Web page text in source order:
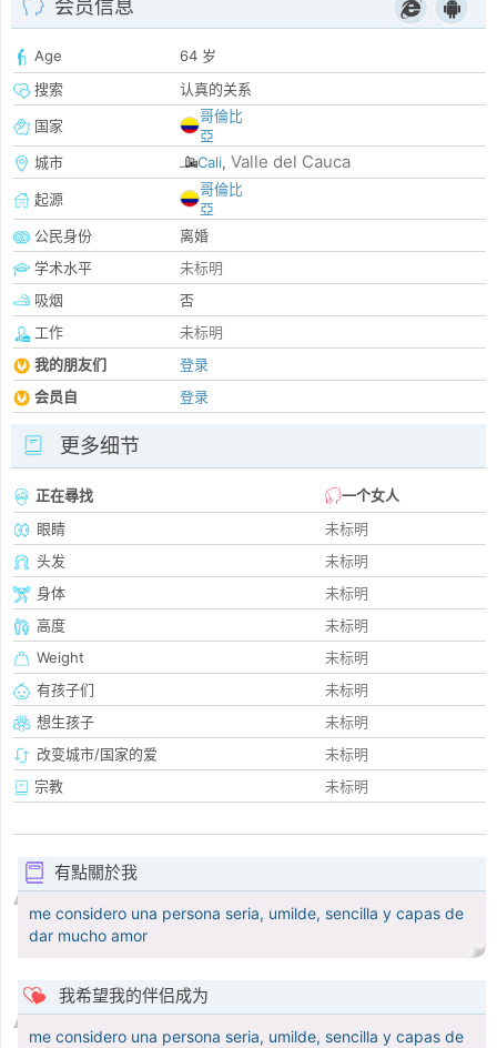
会员信息
Age
64 岁
搜索
认真的关系
国家
哥倫比
亞
城市
Cali, Valle del Cauca
起源
哥倫比
亞
公民身份
离婚
学术水平
未标明
吸烟
否
工作
未标明
我的朋友们
登录
会员自
登录
更多细节
正在尋找
一个女人
眼睛
未标明
头发
未标明
身体
未标明
高度
未标明
Weight
未标明
有孩子们
未标明
想生孩子
未标明
改变城市/国家的爱
未标明
宗教
未标明
有點關於我
me considero una persona seria, umilde, sencilla y capas de
dar mucho amor
我希望我的伴侣成为
me considero una persona seria, umilde, sencilla y capas de